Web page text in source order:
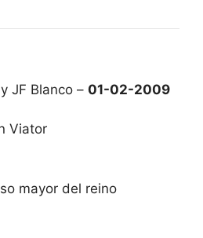
JF Blanco – 01-02-2009
Viator
mayor del reino